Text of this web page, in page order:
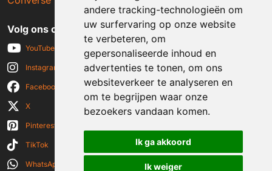
andere tracking-technologieën om
uw surfervaring op onze website
te verbeteren, om
gepersonaliseerde inhoud en
advertenties te tonen, om ons
websiteverkeer te analyseren en
om te begrijpen waar onze
bezoekers vandaan komen.
Ik ga akkoord
Ik weiger
Volg ons op social media
YouTube
Instagram
Facebook
X
Pinterest
TikTok
WhatsApp